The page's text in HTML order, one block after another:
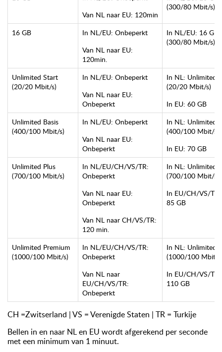
Van NL naar EU: 120min
(300/80 Mbit/s)
16 GB
In NL/EU: Onbeperkt
Van NL naar EU:
120min.
In NL/EU: 16 GB
(300/80 Mbit/s)
Unlimited Start
(20/20 Mbit/s)
In NL/EU: Onbeperkt
Van NL naar EU:
Onbeperkt
In NL: Unlimited
(20/20 Mbit/s)
In EU: 60 GB
Unlimited Basis
(400/100 Mbit/s)
In NL/EU: Onbeperkt
Van NL naar EU:
Onbeperkt
In NL: Unlimited
(400/100 Mbit/s)
In EU: 70 GB
Unlimited Plus
(700/100 Mbit/s)
In NL/EU/CH/VS/TR:
Onbeperkt
Van NL naar EU:
Onbeperkt
Van NL naar CH/VS/TR:
120 min.
In NL: Unlimited
(700/100 Mbit/s)
In EU/CH/VS/TR:
85 GB
Unlimited Premium
(1000/100 Mbit/s)
In NL/EU/CH/VS/TR:
Onbeperkt
Van NL naar
EU/CH/VS/TR:
Onbeperkt
In NL: Unlimited
(1000/100 Mbit/
In EU/CH/VS/TR:
110 GB
CH =Zwitserland | VS = Verenigde Staten | TR = Turkije
Bellen in en naar NL en EU wordt afgerekend per seconde
met een minimum van 1 minuut.